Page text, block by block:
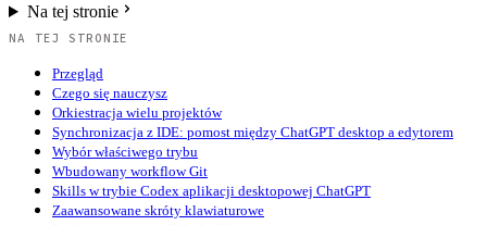
Na tej stronie
NA TEJ STRONIE
Przegląd
Czego się nauczysz
Orkiestracja wielu projektów
Synchronizacja z IDE: pomost między ChatGPT desktop a edytorem
Wybór właściwego trybu
Wbudowany workflow Git
Skills w trybie Codex aplikacji desktopowej ChatGPT
Zaawansowane skróty klawiaturowe